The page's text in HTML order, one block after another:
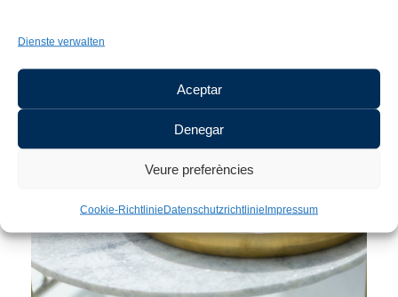
Dienste verwalten
Aceptar
Denegar
Veure preferències
Cookie-RichtlinieDatenschutzrichtlinieImpressum